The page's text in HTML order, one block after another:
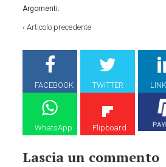
Argomenti:
‹Articolo precedente
FACEBOOK TWITTER
WhatsApp Flipboard
Lascia un commento